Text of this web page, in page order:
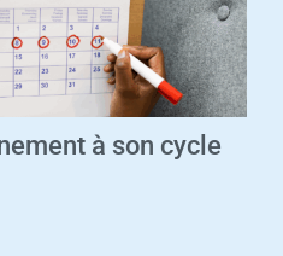
à son cycle